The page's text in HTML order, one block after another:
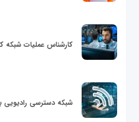
کارشناس عملیات
شبکه دسترسی رادیویی